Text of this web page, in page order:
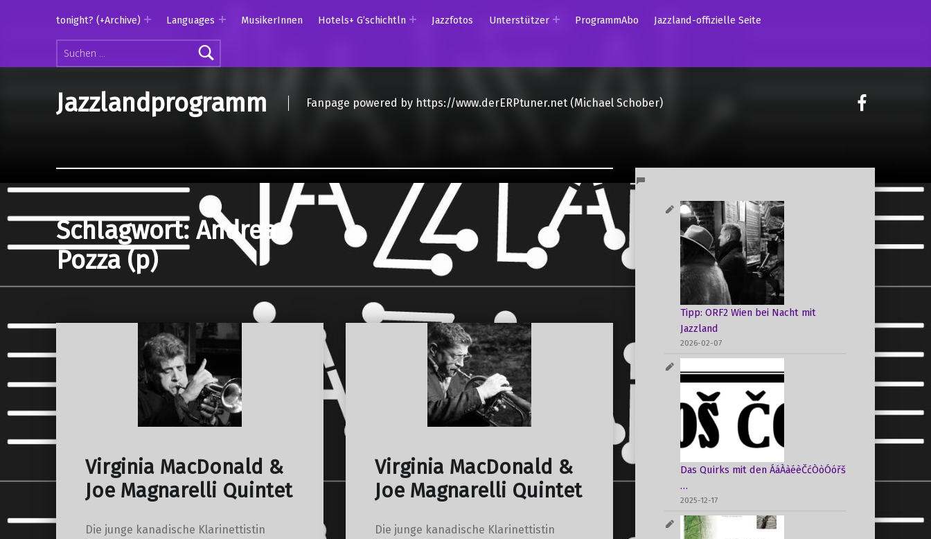
Suchen nach:
tonight? (+Archive) Languages MusikerInnen Hotels+ G’schichtln Jazzfotos Unterstützer ProgrammAbo Jazzland-offizielle Seite
Jazzlandprogramm Fanpage powered by https://www.derERPtuner.net (Michael Schober)
on
Schlagwort: Andrea
Pozza (p)
Virginia MacDonald &
Joe Magnarelli Quintet
Die junge kanadische Klarinettistin
Virginia MacDonald &
Joe Magnarelli Quintet
Die junge kanadische Klarinettistin
Tipp: ORF2 Wien bei Nacht mit
Jazzland
2026-02-07
Das Quirks mit den ÁáÀàéèČćÒòÓóřš
…
2025-12-17